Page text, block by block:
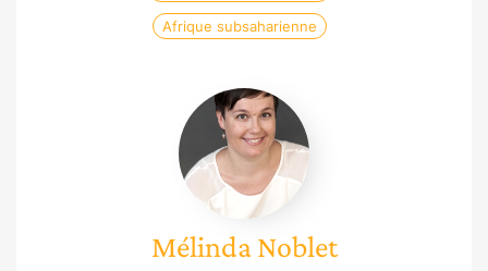
Afrique subsaharienne
Mélinda
Noblet
Mélinda Noblet